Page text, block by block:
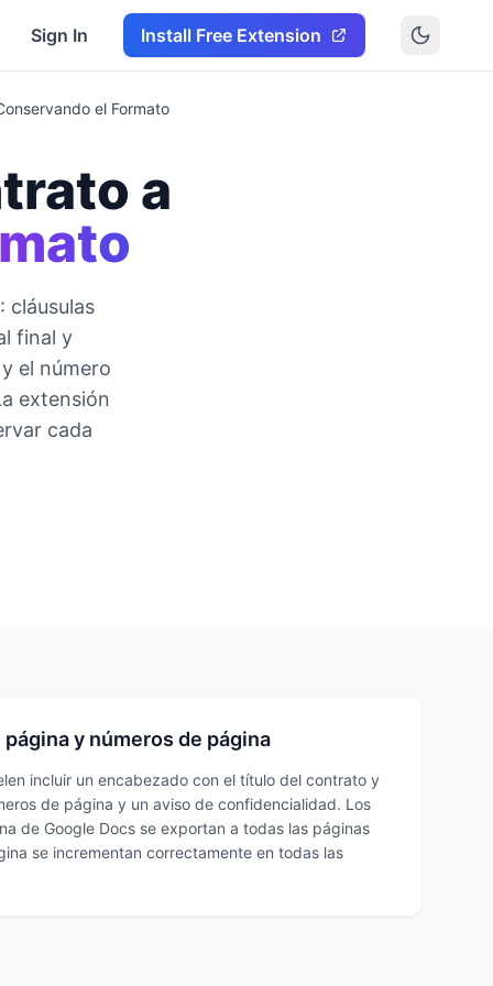
Sign In Install Free Extension
el Formato
a
cláusulas
final y
el número
extensión
cada
y números de página
incluir un encabezado con el título del contrato y
de página y un aviso de confidencialidad. Los
de Google Docs se exportan a todas las páginas
se incrementan correctamente en todas las